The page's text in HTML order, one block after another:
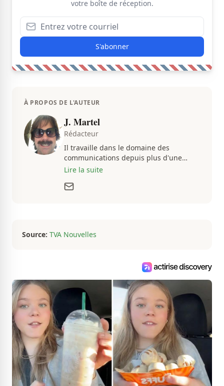
votre boîte de réception.
S'abonner
À PROPOS DE L'AUTEUR
J. Martel
Rédacteur
Il travaille dans le domaine des
communications depuis plus d'une
dizaine d'années, en plus d'être
actualités. Autant intéressé par les
Lire la suite
Source: TVA Nouvelles